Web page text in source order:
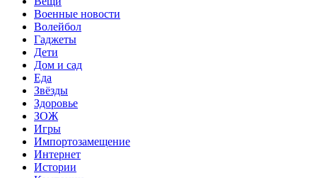
Военные новости
Волейбол
Гаджеты
Дети
Дом и сад
Еда
Звёзды
Здоровье
ЗОЖ
Игры
Импортозамещение
Интернет
Истории